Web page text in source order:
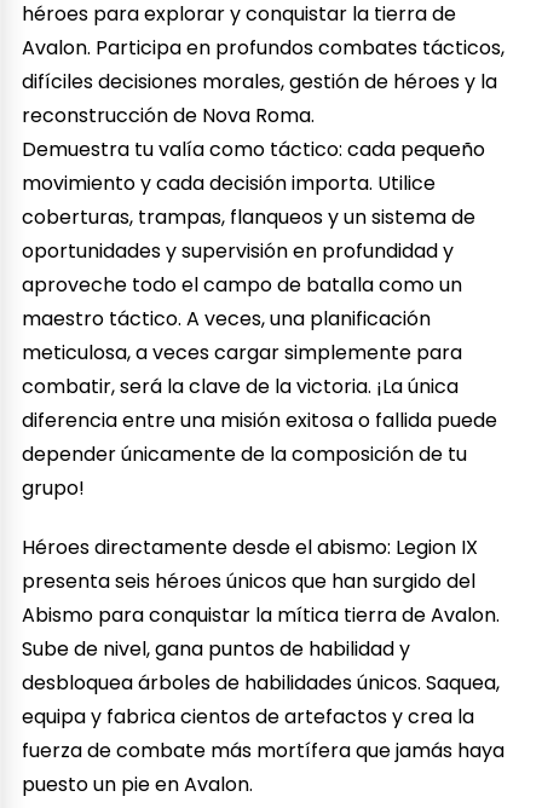
héroes para explorar y conquistar la tierra de
Avalon. Participa en profundos combates tácticos,
difíciles decisiones morales, gestión de héroes y la
reconstrucción de Nova Roma.
Demuestra tu valía como táctico: cada pequeño
movimiento y cada decisión importa. Utilice
coberturas, trampas, flanqueos y un sistema de
oportunidades y supervisión en profundidad y
aproveche todo el campo de batalla como un
maestro táctico. A veces, una planificación
meticulosa, a veces cargar simplemente para
combatir, será la clave de la victoria. ¡La única
diferencia entre una misión exitosa o fallida puede
depender únicamente de la composición de tu
grupo!
Héroes directamente desde el abismo: Legion IX
presenta seis héroes únicos que han surgido del
Abismo para conquistar la mítica tierra de Avalon.
Sube de nivel, gana puntos de habilidad y
desbloquea árboles de habilidades únicos. Saquea,
equipa y fabrica cientos de artefactos y crea la
fuerza de combate más mortífera que jamás haya
puesto un pie en Avalon.